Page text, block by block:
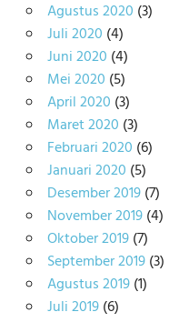
Agustus 2020 (3)
Juli 2020 (4)
Juni 2020 (4)
Mei 2020 (5)
April 2020 (3)
Maret 2020 (3)
Februari 2020 (6)
Januari 2020 (5)
Desember 2019(7)
November 2019(4)
Oktober 2019(7)
September 2019(3)
Agustus 2019(1)
Juli 2019(6)